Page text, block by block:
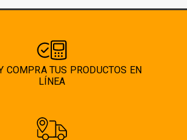
COMPRA TUS PRODUCTOS EN
LÍNEA